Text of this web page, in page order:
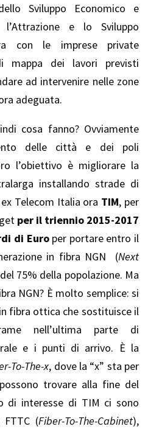
Sviluppo Economico e
l’Attrazione e lo Sviluppo
con le imprese private
mappa dei lavori previsti
ad intervenire nelle zone
adeguata.
cosa fanno? Ovviamente
delle città e dei poli
l’obiettivo è migliorare la
installando strade di
Telecom Italia ora TIM, per
per il triennio 2015-2017
di Europer portare entro il
in fibra NGN (Next
75% della popolazione. Ma
NGN? È molto semplice: si
fibra ottica che sostituisce il
nell’ultima parte di
e i punti di arrivo. È la
To-The-x, dove la “x” sta per
trovare alla fine del
di interesse di TIM ci sono
FTTC (Fiber-To-The-Cabinet),